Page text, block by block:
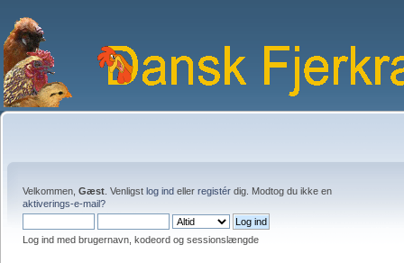
Velkommen, Gæst . Venligst log ind eller registér dig. Modtog du ikke en
aktiverings-e-mail?
Log ind med brugernavn, kodeord og sessionslængde